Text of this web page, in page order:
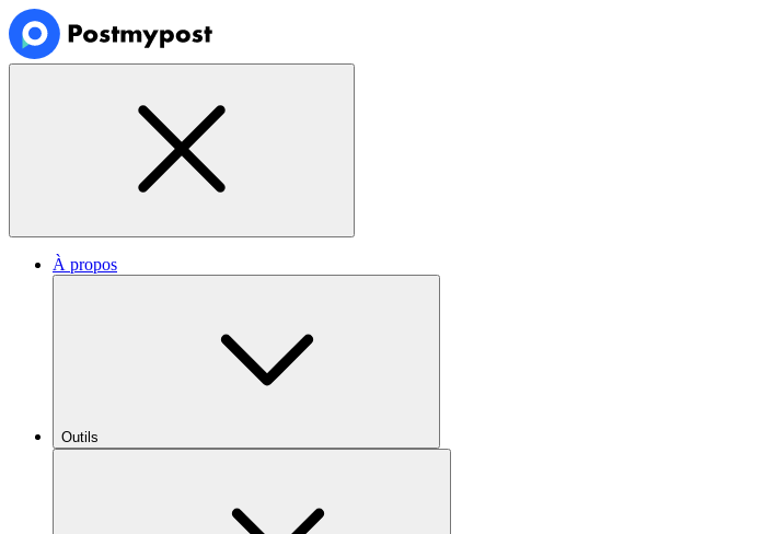
À propos
Outils